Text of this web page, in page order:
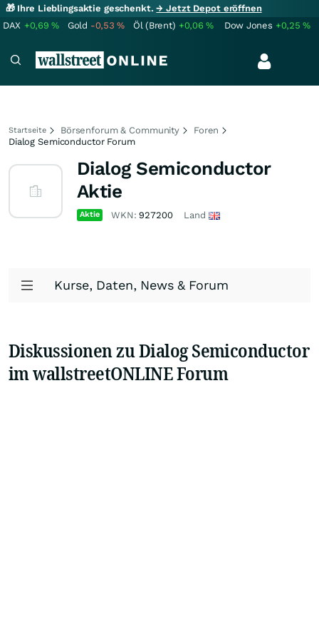
🎁 Ihre Lieblingsaktie geschenkt.→ Jetzt Depot eröffnen
DAX +0,69% Gold -0,53% Öl (Brent) +0,06% Dow Jones +0,25%
Startseite Börsenforum & Community
Foren
Dialog Semiconductor Forum
Dialog Semiconductor
Aktie
Aktie WKN:927200 Land
Kurse, Daten, News & Forum
Diskussionen zu Dialog Semiconductor
im wallstreetONLINE Forum